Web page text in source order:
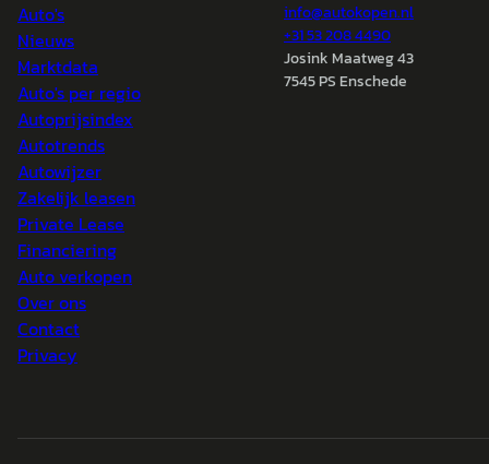
Auto's
Nieuws
Marktdata
Auto's per regio
Autoprijsindex
Autotrends
Autowijzer
Zakelijk leasen
Private Lease
Financiering
Auto verkopen
Over ons
Contact
Privacy
info@autokopen.nl
+31 53 208 4490
Josink Maatweg 43
7545 PS Enschede